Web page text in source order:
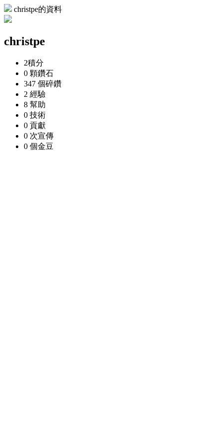
christpe的資料
christpe
2積分
0 顆鑽石
347 個碎鑽
2 經驗
8 幫助
0 技術
0 貢獻
0 次宣傳
0 個金豆